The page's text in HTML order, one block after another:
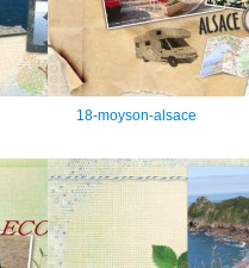
18-moyson-alsace